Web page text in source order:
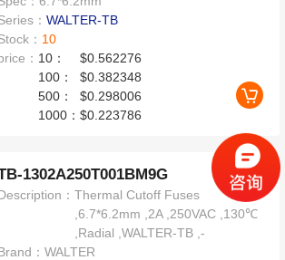
：WALTER-TB
： 10
： 10：
$0.562276
100：
$0.382348
500：
$0.298006
1000：$0.223786
1302A250T001BM9G
：Thermal Cutoff Fuses
,6.7*6.2mm ,2A ,250VAC ,130℃
,Radial ,WALTER-TB ,-
：WALTER